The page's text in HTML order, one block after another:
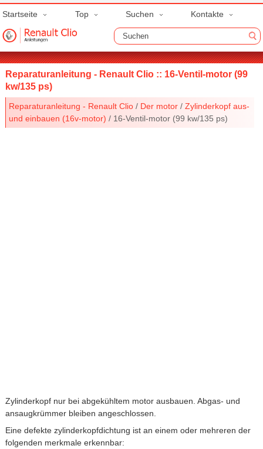
Startseite Top Suchen Kontakte
Reparaturanleitung - Renault Clio :: 16-Ventil-motor (99
kw/135 ps)
Reparaturanleitung - Renault Clio / Der motor /Zylinderkopf aus-
und einbauen (16v-motor) / 16-Ventil-motor (99 kw/135 ps)
Zylinderkopf nur bei abgekühltem motor ausbauen. Abgas- und
ansaugkrümmer bleiben angeschlossen.
Eine defekte zylinderkopfdichtung ist an einem oder mehreren der
folgenden merkmale erkennbar: